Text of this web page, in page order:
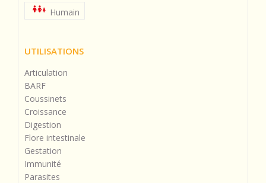
Humain
UTILISATIONS
Articulation
BARF
Coussinets
Croissance
Digestion
Flore intestinale
Gestation
Immunité
Parasites